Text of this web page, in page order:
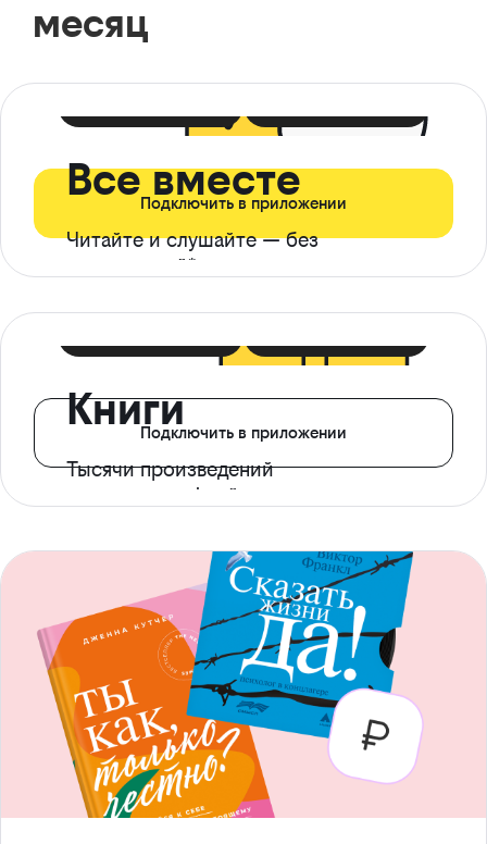
месяц
Все вместе
Читайте и слушайте — без
ограничений*
Подключить в приложении
Книги
Тысячи произведений
с доступом офлайн
Подключить в приложении